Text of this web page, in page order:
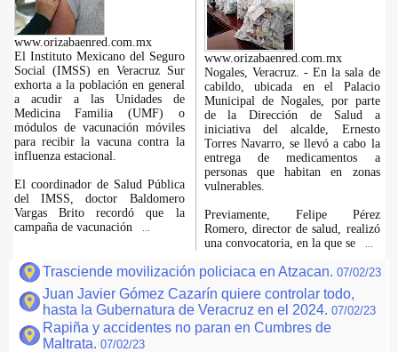
www.orizabaenred.com.mx
El Instituto Mexicano del Seguro
Social (IMSS) en Veracruz Sur
exhorta a la población en general
a acudir a las Unidades de
Medicina Familia (UMF) o
módulos de vacunación móviles
para recibir la vacuna contra la
influenza estacional.
El coordinador de Salud Pública
del IMSS, doctor Baldomero
Vargas Brito recordó que la
campaña de vacunación
www.orizabaenred.com.mx
Nogales, Veracruz. - En la sala de
cabildo, ubicada en el Palacio
Municipal de Nogales, por parte
de la Dirección de Salud a
iniciativa del alcalde, Ernesto
Torres Navarro, se llevó a cabo la
entrega de medicamentos a
personas que habitan en zonas
vulnerables.
Previamente, Felipe Pérez
Romero, director de salud, realizó
una convocatoria, en la que se
Trasciende movilización policiaca en Atzacan. 07/02/23
Juan Javier Gómez Cazarín quiere controlar todo,
hasta la Gubernatura de Veracruz en el 2024. 07/02/23
Rapiña y accidentes no paran en Cumbres de
Maltrata. 07/02/23